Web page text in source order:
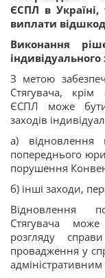
ЄСПЛ в
виплати
Виконання
З метою
Стягувача,
ЄСПЛ може бути
заходів
а) відновлення
попереднього
порушення
б) інші заходи,
Відновлення
Стягувача
розгляду
провадження у